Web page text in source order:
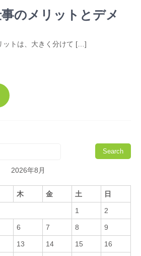
のメリットとデメ
ットは、大きく分けて […]
2026年8月
木 金 土 日
1 2
6 7 8 9
13 14 15 16